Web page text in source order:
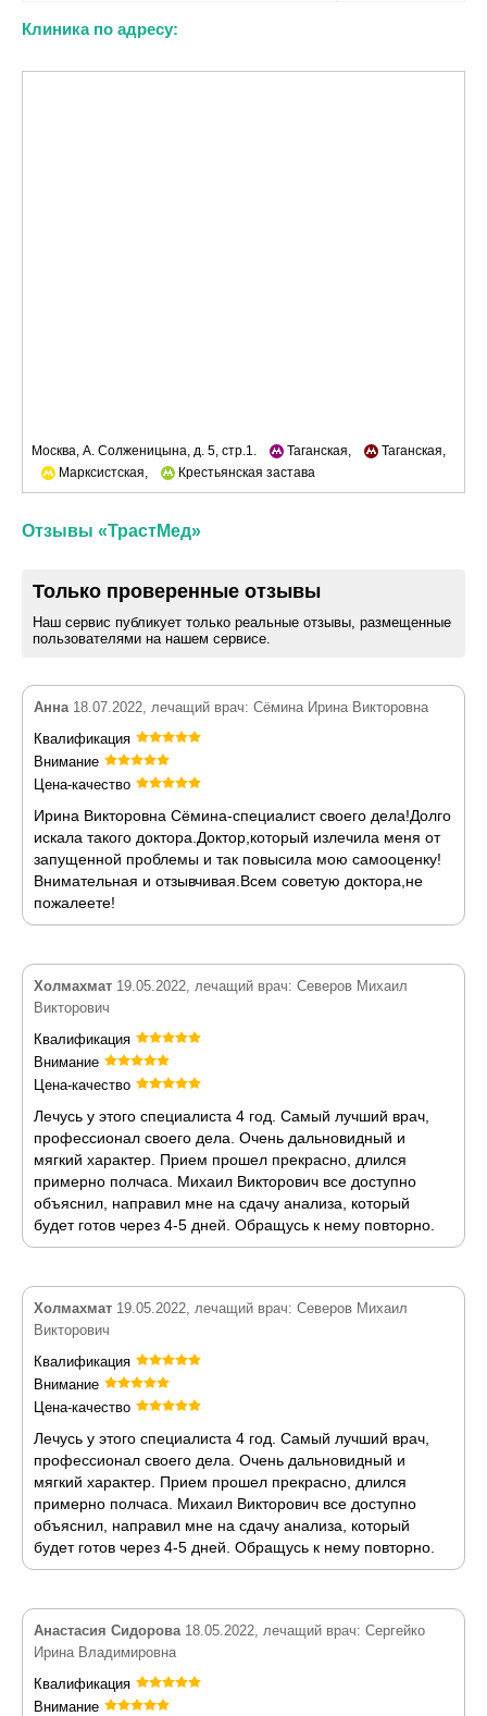
Клиника по адресу:
Москва, А. Солженицына, д. 5, стр.1. Таганская,
Таганская,
Марксистская,
Крестьянская застава
Отзывы «ТрастМед»
Только проверенные отзывы
Наш сервис публикует только реальные отзывы, размещенные
пользователями на нашем сервисе.
Анна18.07.2022, лечащий врач: Сёмина Ирина Викторовна
Квалификация
Внимание
Цена-качество
Ирина Викторовна Сёмина-специалист своего дела!Долго
искала такого доктора.Доктор,который излечила меня от
запущенной проблемы и так повысила мою самооценку!
Внимательная и отзывчивая.Всем советую доктора,не
пожалеете!
Холмахмат 19.05.2022, лечащий врач: Северов Михаил
Викторович
Квалификация
Внимание
Цена-качество
Лечусь у этого специалиста 4 год. Самый лучший врач,
профессионал своего дела. Очень дальновидный и
мягкий характер. Прием прошел прекрасно, длился
примерно полчаса. Михаил Викторович все доступно
объяснил, направил мне на сдачу анализа, который
будет готов через 4-5 дней. Обращусь к нему повторно.
Холмахмат 19.05.2022, лечащий врач: Северов Михаил
Викторович
Квалификация
Внимание
Цена-качество
Лечусь у этого специалиста 4 год. Самый лучший врач,
профессионал своего дела. Очень дальновидный и
мягкий характер. Прием прошел прекрасно, длился
примерно полчаса. Михаил Викторович все доступно
объяснил, направил мне на сдачу анализа, который
будет готов через 4-5 дней. Обращусь к нему повторно.
Анастасия Сидорова18.05.2022, лечащий врач: Сергейко
Ирина Владимировна
Квалификация
Внимание